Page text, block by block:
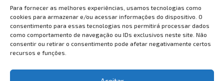
Para fornecer as melhores experiências, usamos tecnologias como
cookies para armazenar e/ou acessar informações do dispositivo. O
consentimento para essas tecnologias nos permitirá processar dados
como comportamento de navegação ou IDs exclusivos neste site. Não
consentir ou retirar o consentimento pode afetar negativamente certos
recursos e funções.